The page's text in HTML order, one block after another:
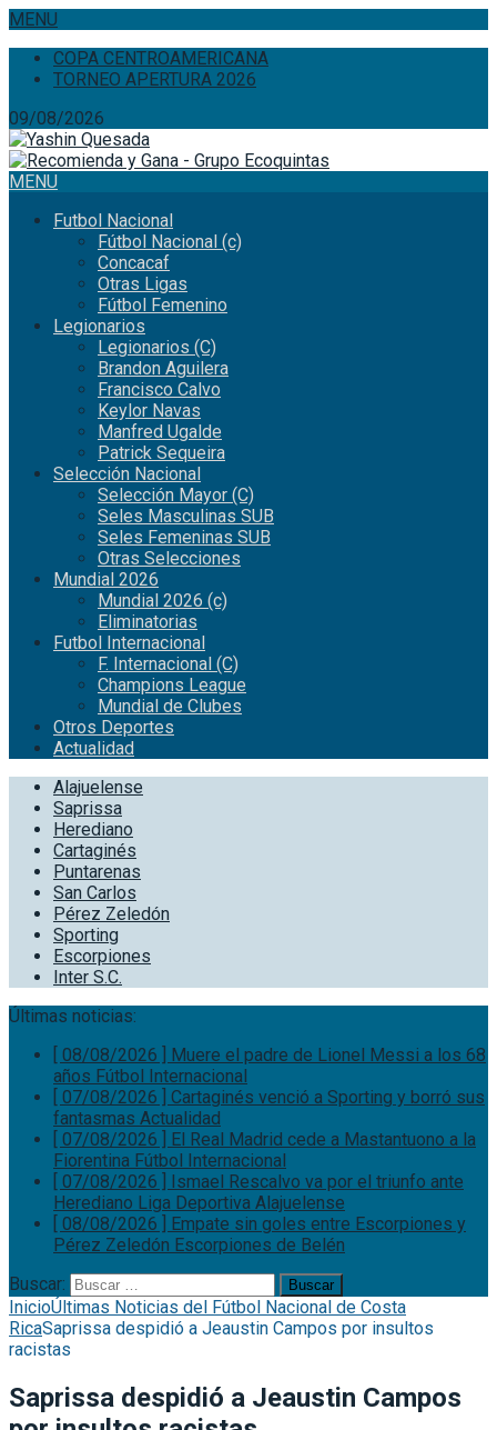
MENU
COPA CENTROAMERICANA
TORNEO APERTURA 2026
09/08/2026
MENU
Futbol Nacional
Fútbol Nacional (c)
Concacaf
Otras Ligas
Fútbol Femenino
Legionarios
Legionarios (C)
Brandon Aguilera
Francisco Calvo
Keylor Navas
Manfred Ugalde
Patrick Sequeira
Selección Nacional
Selección Mayor (C)
Seles Masculinas SUB
Seles Femeninas SUB
Otras Selecciones
Mundial 2026
Mundial 2026 (c)
Eliminatorias
Futbol Internacional
F. Internacional (C)
Champions League
Mundial de Clubes
Otros Deportes
Actualidad
Alajuelense
Saprissa
Herediano
Cartaginés
Puntarenas
San Carlos
Pérez Zeledón
Sporting
Escorpiones
Inter S.C.
Últimas noticias:
[ 08/08/2026 ] Muere el padre de Lionel Messi a los 68
años Fútbol Internacional
[ 07/08/2026 ] Cartaginés venció a Sporting y borró sus
fantasmas Actualidad
[ 07/08/2026 ] El Real Madrid cede a Mastantuono a la
Fiorentina Fútbol Internacional
[ 07/08/2026 ] Ismael Rescalvo va por el triunfo ante
Herediano Liga Deportiva Alajuelense
[ 08/08/2026 ] Empate sin goles entre Escorpiones y
Pérez Zeledón Escorpiones de Belén
Buscar:
InicioÚltimas Noticias del Fútbol Nacional de Costa
RicaSaprissa despidió a Jeaustin Campos por insultos
racistas
Saprissa despidió a Jeaustin Campos